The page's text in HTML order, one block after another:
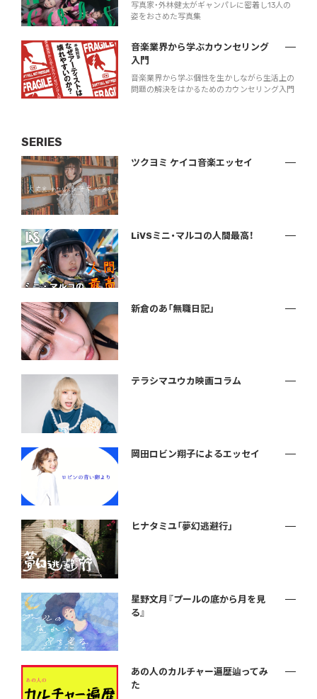
写真家・外林健太がギャンパレに密着し13人の
姿をおさめた写真集
音楽業界から学ぶカウンセリング
入門
音楽業界から学ぶ個性を生かしながら生活上の
問題の解決をはかるためのカウンセリング入門
SERIES
ツクヨミ ケイコ音楽エッセイ
LiVSミニ・マルコの人間最高！
新倉のあ「無職日記」
テラシマユウカ映画コラム
岡田ロビン翔子によるエッセイ
ヒナタミユ「夢幻逃避行」
星野文月『プールの底から月を見
る』
あの人のカルチャー遍歴辿ってみ
た